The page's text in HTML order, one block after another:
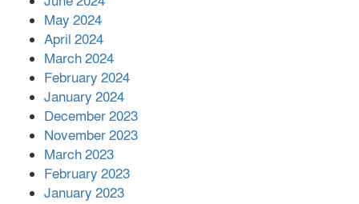
May 2024
April 2024
March 2024
February 2024
January 2024
December 2023
November 2023
March 2023
February 2023
January 2023